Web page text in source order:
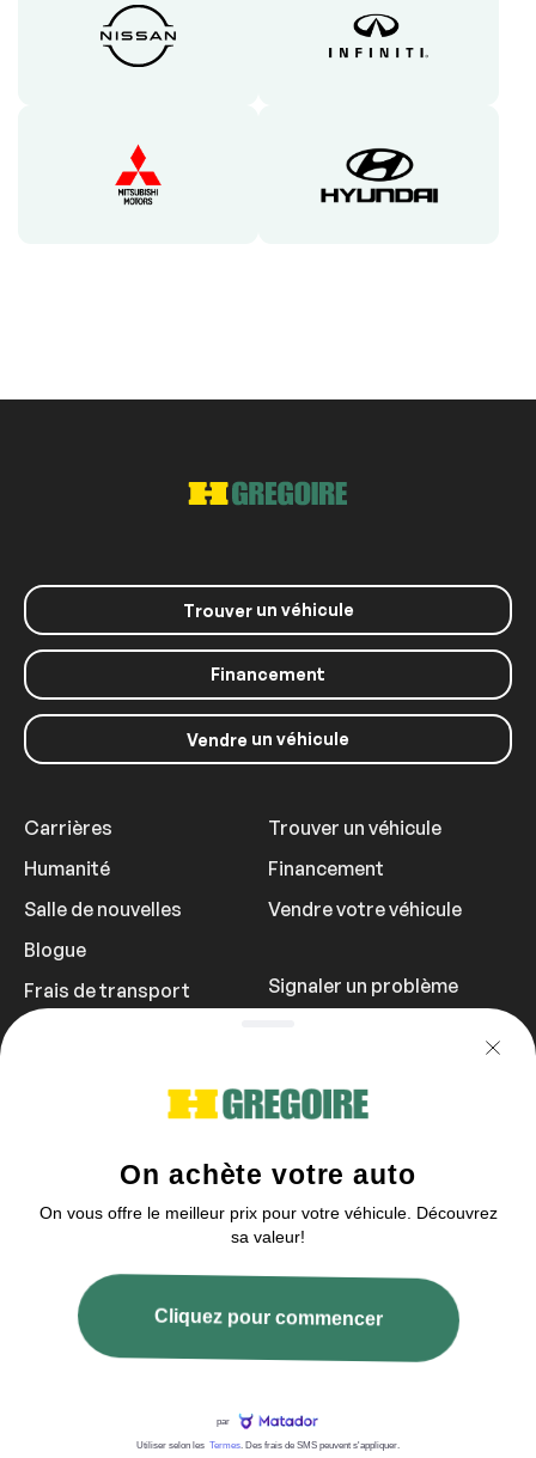
Trouverun véhicule
Financement
Vendre un véhicule
Carrières
Humanité
Salle de nouvelles
Blogue
Frais de transport
Trouver un véhicule
Financement
Vendre votre véhicule
Signaler un problème
Vous pouvez nous contacter entre 9h et
2003–2026 © HGrégoire, tous droits réservés.